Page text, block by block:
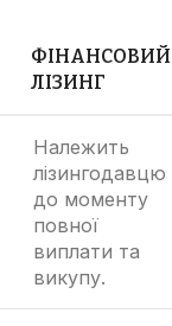
ФІНАНСОВИЙ
ЛІЗИНГ
Належить
лізингодавцю
до моменту
повної
виплати та
викупу.